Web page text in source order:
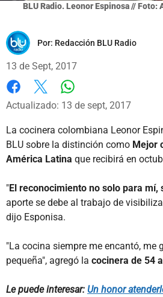
BLU Radio. Leonor Espinosa // Foto:
Por: Redacción BLU Radio
13 de Sept, 2017
Facebook
X
Actualizado: 13 de sept, 2017
La cocinera colombiana Leonor
BLU sobre la distinción como Mejor
América Latina que recibirá en
"El reconocimiento no solo para mí,
aporte se debe al trabajo de
dijo Esponisa.
"La cocina siempre me encantó, me
pequeña", agregó la cocinera de 54
Le puede interesar: Un honor